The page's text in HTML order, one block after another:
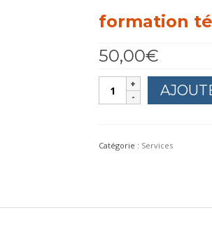
formation
50,00€
quantité
Catégorie : Services